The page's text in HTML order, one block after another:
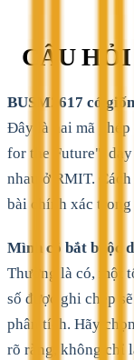
CÂU
BUSM2617 có
Đây là hai mã
for the Future", dạy
nhau ở RMIT.
bài chính xác trong
Mình có bắt buộc
Thường là có, một
số được ghi chép
phân tích. Hãy
rõ ràng, không chỉ